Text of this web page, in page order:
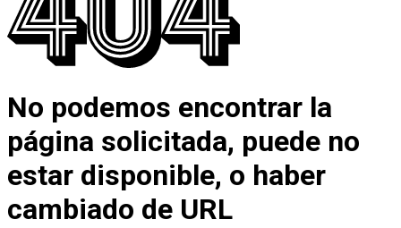
No podemos encontrar la
página solicitada, puede no
estar disponible, o haber
cambiado de URL